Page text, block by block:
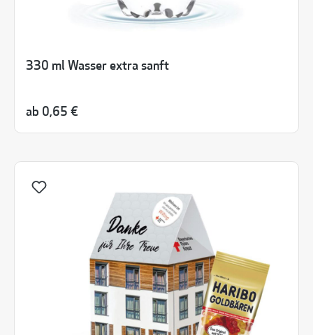
330 ml Wasser extra sanft
ab 0,65 €